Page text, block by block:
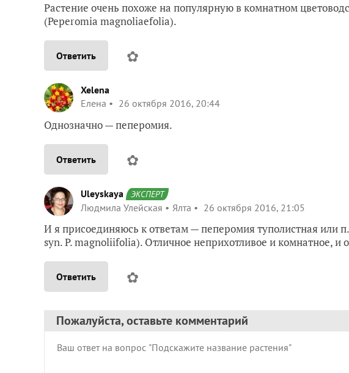
Растение очень похоже на популярную в комнатном
(Peperomia magnoliaefolia).
Ответить ✿
Xelena
Елена
26 октября 2016, 20:44
Однозначно — пеперомия.
Ответить ✿
Uleyskaya ЭКСПЕРТ
Людмила Улейская Ялта 26 октября 2016, 21:05
И я присоединяюсь к ответам — пеперомия туполистная или
syn. P. magnoliifolia). Отличное неприхотливое и комнатное, и
Ответить ✿
Пожалуйста, оставьте комментарий